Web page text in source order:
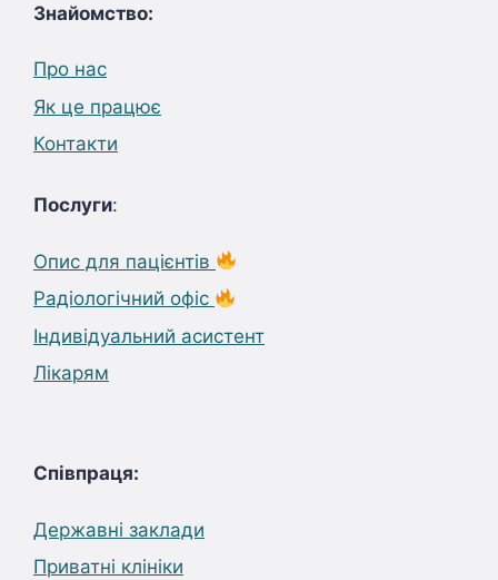
Знайомство:
Про нас
Як це працює
Контакти
Послуги:
Опис для пацієнтів
Радіологічний офіс
Індивідуальний асистент
Лікарям
Співпраця:
Державні заклади
Приватні клініки